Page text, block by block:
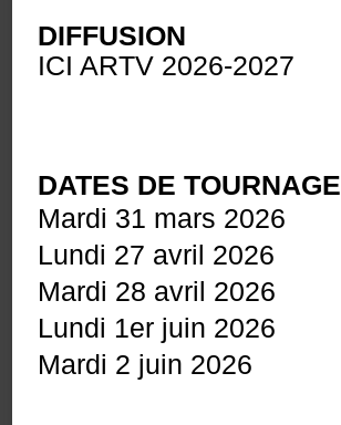
DIFFUSION
ICI ARTV 2026-2027
DATES DE TOURNAGE
Mardi 31 mars 2026
Lundi 27 avril 2026
Mardi 28 avril 2026
Lundi 1er juin 2026
Mardi 2 juin 2026